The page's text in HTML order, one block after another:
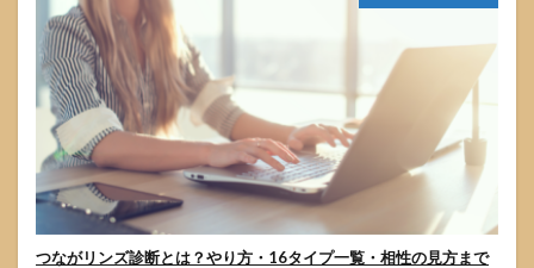
つながリンズ診断とは？やり方・16タイプ一覧・相性の見方まで